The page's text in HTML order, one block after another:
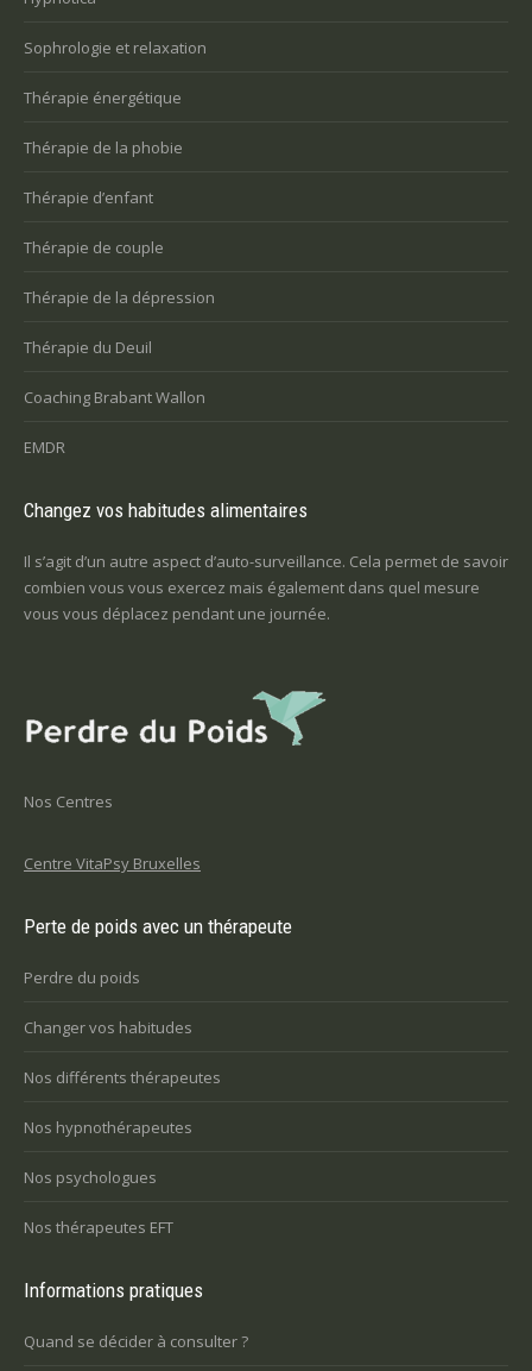
Sophrologie et relaxation
Thérapie énergétique
Thérapie de la phobie
Thérapie d’enfant
Thérapie de couple
Thérapie de la dépression
Thérapie du Deuil
Coaching Brabant Wallon
EMDR
Changez vos habitudes alimentaires
Il s’agit d’un autre aspect d’auto-surveillance. Cela permet de savoir
combien vous vous exercez mais également dans quel mesure
vous vous déplacez pendant une journée.
Nos Centres
Centre VitaPsy Bruxelles
Perte de poids avec un thérapeute
Perdre du poids
Changer vos habitudes
Nos différents thérapeutes
Nos hypnothérapeutes
Nos psychologues
Nos thérapeutes EFT
Informations pratiques
Quand se décider à consulter ?